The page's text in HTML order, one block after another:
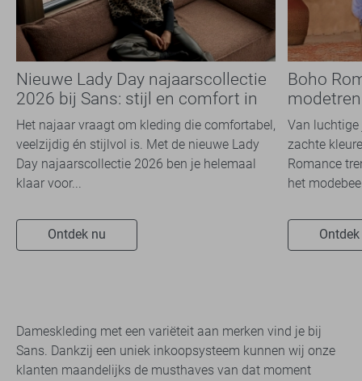
Nieuwe Lady Day najaarscollectie
2026 bij Sans: stijl en comfort in
travelkwaliteit
Het najaar vraagt om kleding die comfortabel,
veelzijdig én stijlvol is. Met de nieuwe Lady
Day najaarscollectie 2026 ben je helemaal
klaar voor...
Ontdek nu
Boho
overal
Van luchtige
zachte
Romance
het
Dameskleding met een variëteit aan merken vind je bij
Sans. Dankzij een uniek inkoopsysteem kunnen wij onze
klanten maandelijks de musthaves van dat moment